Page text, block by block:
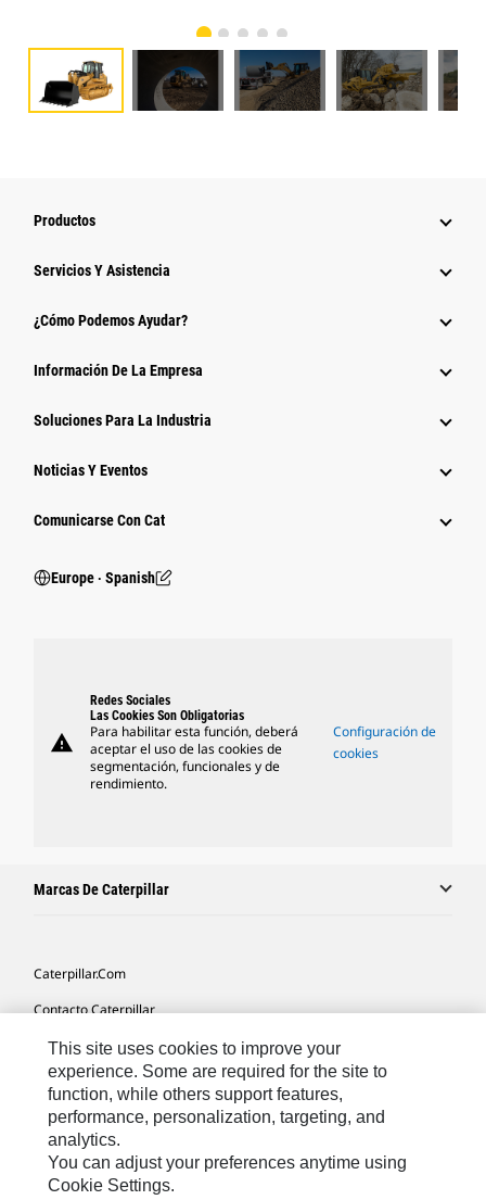
Productos
Servicios Y Asistencia
¿Cómo Podemos Ayudar?
Información De La Empresa
Soluciones Para La Industria
Noticias Y Eventos
Comunicarse Con Cat
Europe ‧ Spanish
warning
Redes Sociales
Las Cookies Son Obligatorias
Para habilitar esta función, deberá
aceptar el uso de las cookies de
segmentación, funcionales y de
rendimiento.
Configuración de
cookies
Marcas De Caterpillar
Caterpillar.com
Contacto Caterpillar
Mis Preferencias De Marketing
Mapa Del Sitio
Cookie Settings
Aviso Legal
Privacidad
This site uses cookies to improve your
experience. Some are required for the site to
function, while others support features,
performance, personalization, targeting, and
analytics.
You can adjust your preferences anytime using
Cookie Settings.